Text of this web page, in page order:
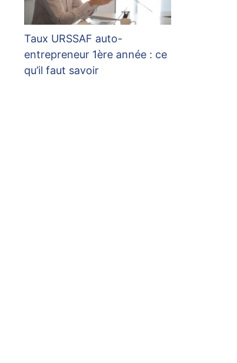
Taux URSSAF auto-
entrepreneur 1ère année : ce
qu’il faut savoir